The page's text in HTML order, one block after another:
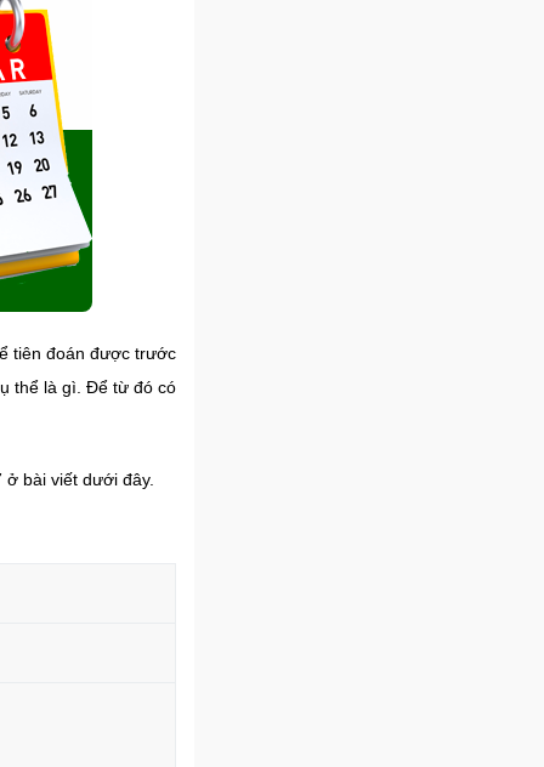
tiên đoán được trước
thể là gì. Để từ đó có
bài viết dưới đây.